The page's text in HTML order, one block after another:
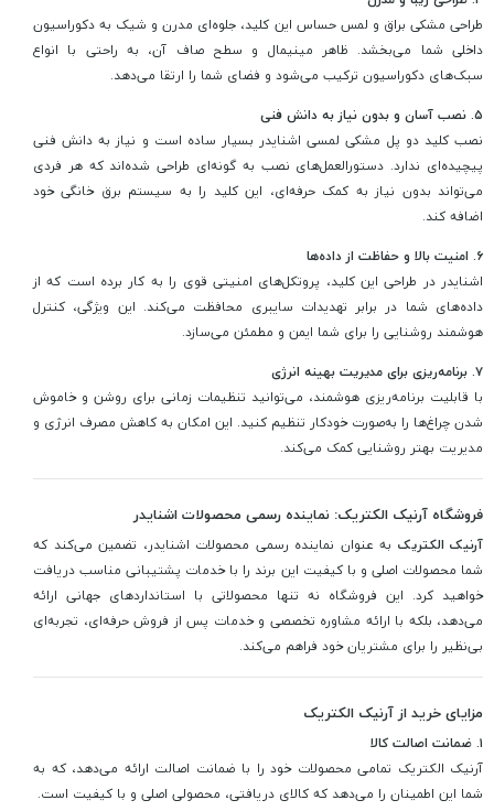
طراحی مشکی براق و لمس حساس این کلید، جلوه‌ای مدرن و شیک به دکوراسیون
داخلی شما می‌بخشد. ظاهر مینیمال و سطح صاف آن، به راحتی با انواع
سبک‌های دکوراسیون ترکیب می‌شود و فضای شما را ارتقا می‌دهد.
۵. نصب آسان و بدون نیاز به دانش فنی
نصب کلید دو پل مشکی لمسی اشنایدر بسیار ساده است و نیاز به دانش فنی
پیچیده‌ای ندارد. دستورالعمل‌های نصب به گونه‌ای طراحی شده‌اند که هر فردی
می‌تواند بدون نیاز به کمک حرفه‌ای، این کلید را به سیستم برق خانگی خود
اضافه کند.
۶. امنیت بالا و حفاظت از داده‌ها
اشنایدر در طراحی این کلید، پروتکل‌های امنیتی قوی را به کار برده است که از
داده‌های شما در برابر تهدیدات سایبری محافظت می‌کند. این ویژگی، کنترل
هوشمند روشنایی را برای شما ایمن و مطمئن می‌سازد.
۷. برنامه‌ریزی برای مدیریت بهینه انرژی
با قابلیت برنامه‌ریزی هوشمند، می‌توانید تنظیمات زمانی برای روشن و خاموش
شدن چراغ‌ها را به‌صورت خودکار تنظیم کنید. این امکان به کاهش مصرف انرژی و
مدیریت بهتر روشنایی کمک می‌کند.
فروشگاه آرنیک الکتریک: نماینده رسمی محصولات اشنایدر
آرنیک الکتریک به عنوان نماینده رسمی محصولات اشنایدر، تضمین می‌کند که
شما محصولات اصلی و با کیفیت این برند را با خدمات پشتیبانی مناسب دریافت
خواهید کرد. این فروشگاه نه تنها محصولاتی با استانداردهای جهانی ارائه
می‌دهد، بلکه با ارائه مشاوره تخصصی و خدمات پس از فروش حرفه‌ای، تجربه‌ای
بی‌نظیر را برای مشتریان خود فراهم می‌کند.
مزایای خرید از آرنیک الکتریک
۱. ضمانت اصالت کالا
آرنیک الکتریک تمامی محصولات خود را با ضمانت اصالت ارائه می‌دهد، که به
شما این اطمینان را می‌دهد که کالای دریافتی، محصولی اصلی و با کیفیت است.